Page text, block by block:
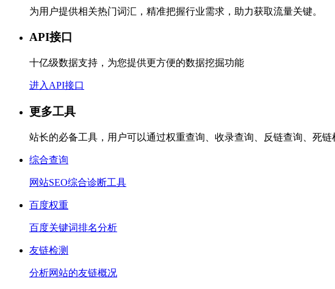
为用户提供相关热门词汇，精准把握行业需求，助力获取流量关键。
API接口
十亿级数据支持，为您提供更方便的数据挖掘功能
进入API接口
更多工具
站长的必备工具，用户可以通过权重查询、收录查询、反链查询、死
综合查询
网站SEO综合诊断工具
百度权重
百度关键词排名分析
友链检测
分析网站的友链概况